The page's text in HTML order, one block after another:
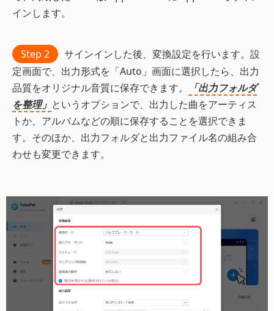
インします。
Step 2
サインインした後、変換設定を行います。設
定画面で、出力形式を「Auto」画面に選択したら、出力
品質をオリジナル音質に保存できます。
「出力フォルダ
を整理」 というオプションで、出力した曲をアーティス
トか、アルバムなどの順に保存することを選択できま
す。そのほか、出力フォルダと出力ファイル名の組み合
わせも変更できます。